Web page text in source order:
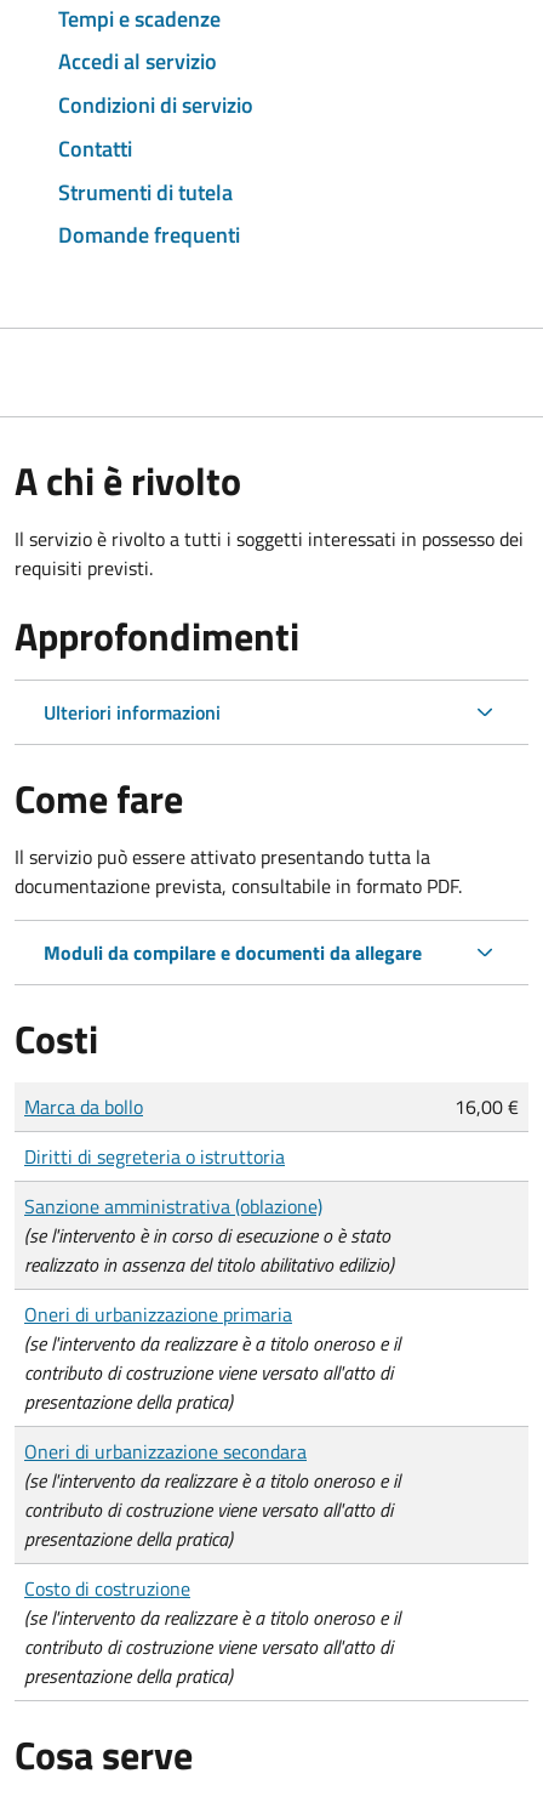
Tempi e scadenze
Accedi al servizio
Condizioni di servizio
Contatti
Strumenti di tutela
Domande frequenti
A chi è rivolto
Il servizio è rivolto a tutti i soggetti interessati in possesso dei
requisiti previsti.
Approfondimenti
Ulteriori informazioni
Come fare
Il servizio può essere attivato presentando tutta la
documentazione prevista, consultabile in formato PDF.
Moduli da compilare e documenti da allegare
Costi
Tipo di pagamento
Importo
Marca da bollo
16,00 €
Diritti di segreteria o istruttoria
Sanzione amministrativa (oblazione)
(se l'intervento è in corso di esecuzione o è stato
realizzato in assenza del titolo abilitativo edilizio)
Oneri di urbanizzazione primaria
(se l'intervento da realizzare è a titolo oneroso e il
contributo di costruzione viene versato all'atto di
presentazione della pratica)
Oneri di urbanizzazione secondara
(se l'intervento da realizzare è a titolo oneroso e il
contributo di costruzione viene versato all'atto di
presentazione della pratica)
Costo di costruzione
(se l'intervento da realizzare è a titolo oneroso e il
contributo di costruzione viene versato all'atto di
presentazione della pratica)
Cosa serve